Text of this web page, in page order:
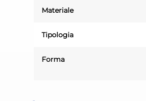
Materiale
Tipologia
Forma